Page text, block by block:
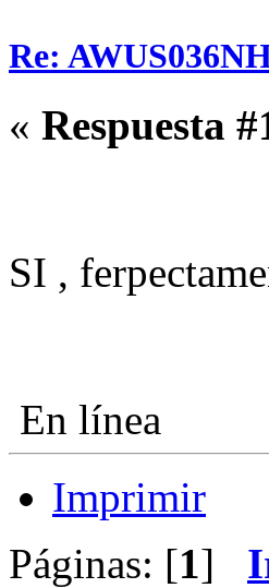
Re:
« Respuesta
SI ,
En línea
Imprimir
Páginas: [1]